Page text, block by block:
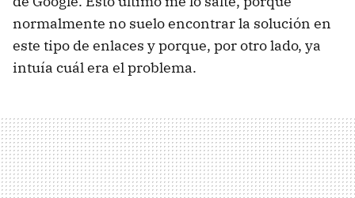
normalmente no suelo encontrar la solución en
este tipo de enlaces y porque, por otro lado, ya
intuía cuál era el problema.